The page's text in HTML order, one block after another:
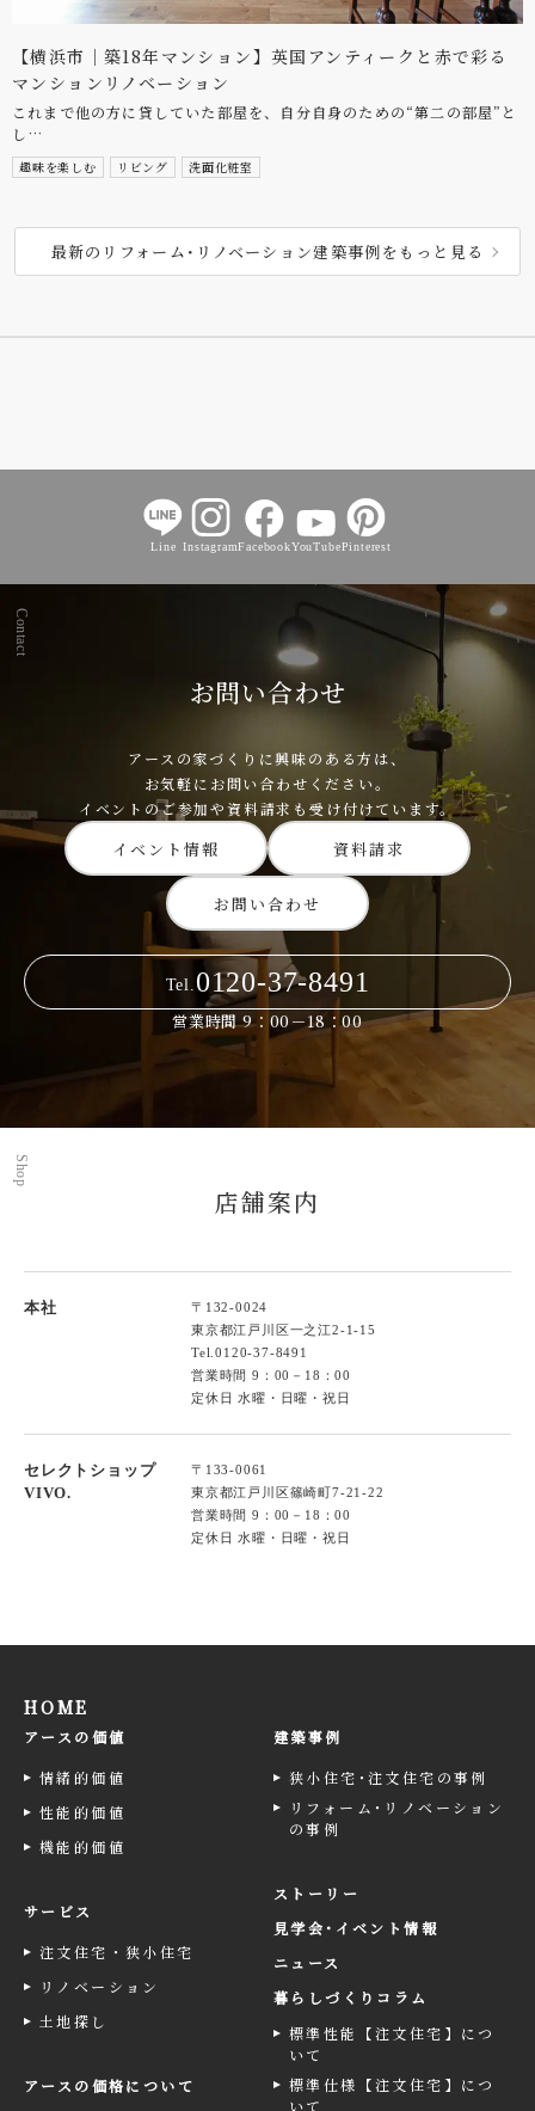
【横浜市｜築18年マンション】英国アンティークと赤で彩る
マンションリノベーション
これまで他の方に貸していた部屋を、自分自身のための“第二の部屋”と
し…
趣味を楽しむ リビング 洗面化粧室
最新のリフォーム･リノベーション建築事例をもっと見る
Line InstagramFacebookYouTubePinterest
Contact
お問い合わせ
アースの家づくりに興味のある方は、
お気軽にお問い合わせください。
イベントのご参加や資料請求も受け付けています。
イベント情報 資料請求
お問い合わせ
Tel. 0120-37-8491
営業時間 9：00－18：00
Shop
店舗案内
本社
〒132-0024
東京都江戸川区一之江2-1-15
Tel.0120-37-8491
営業時間 9：00－18：00
定休日 水曜・日曜・祝日
セレクトショップ
VIVO.
〒133-0061
東京都江戸川区篠崎町7-21-22
営業時間 9：00－18：00
定休日 水曜・日曜・祝日
HOME
アースの価値
情緒的価値
性能的価値
機能的価値
サービス
注文住宅・狭小住宅
リノベーション
土地探し
アースの価格について
建築事例
狭小住宅･注文住宅の事例
リフォーム･リノベーション
の事例
ストーリー
見学会･イベント情報
ニュース
暮らしづくりコラム
標準性能【注文住宅】につ
いて
標準仕様【注文住宅】につ
いて